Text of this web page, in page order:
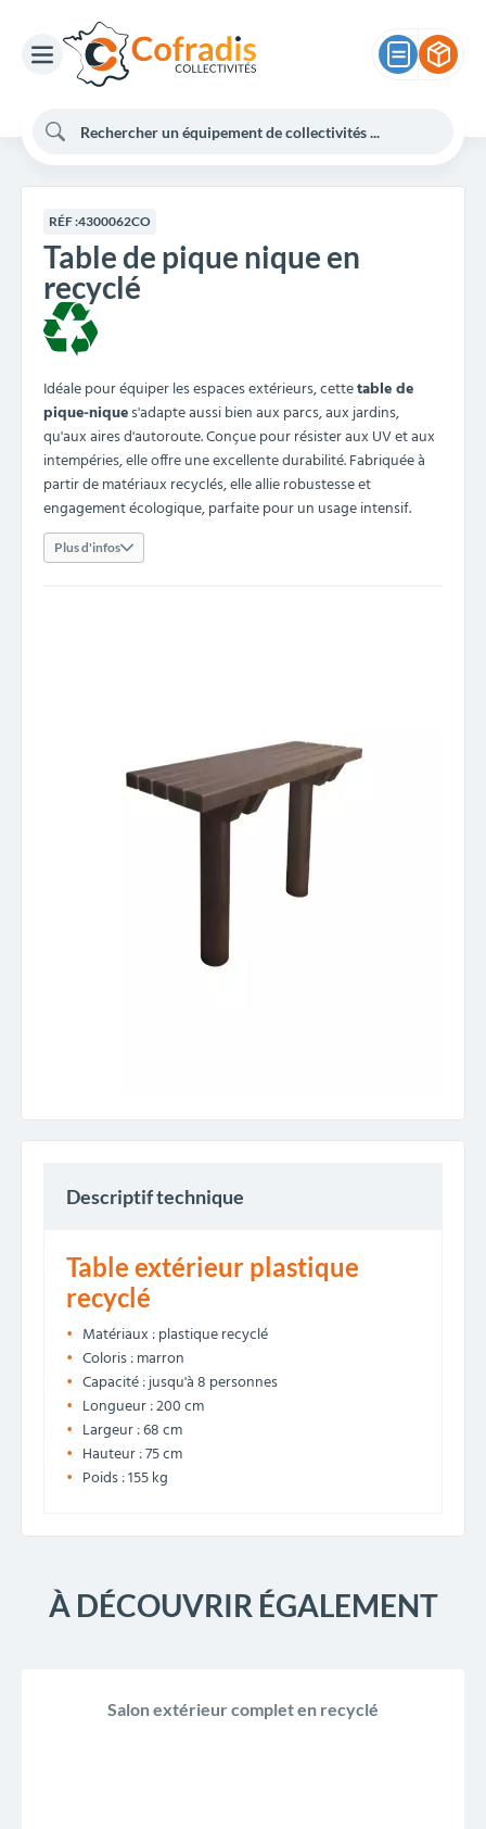
RÉF :4300062CO
Table de pique nique en
recyclé
Idéale pour équiper les espaces extérieurs, cettetable de
pique-niques'adapte aussi bien aux parcs, aux jardins,
qu'aux aires d'autoroute. Conçue pour résister aux UV et aux
intempéries, elle offre une excellente durabilité. Fabriquée à
partir de matériaux recyclés, elle allie robustesse et
engagement écologique, parfaite pour un usage intensif.
Plus d'infos
Descriptif technique
Table extérieur plastique
recyclé
Matériaux : plastique recyclé
Coloris : marron
Capacité : jusqu'à 8 personnes
Longueur : 200 cm
Largeur : 68 cm
Hauteur : 75 cm
Poids : 155 kg
À DÉCOUVRIR ÉGALEMENT
Salon extérieur complet en recyclé